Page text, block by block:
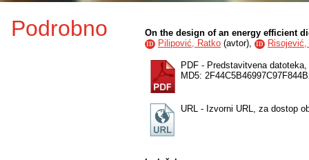
Podrobno On the design of an energy efficient
ID Pilipović, Ratko (avtor), ID
PDF - Predstavitvena datoteka,
MD5:
URL - Izvorni URL, za dostop